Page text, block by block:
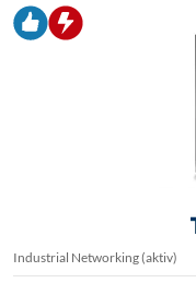
Industrial Networking (aktiv)